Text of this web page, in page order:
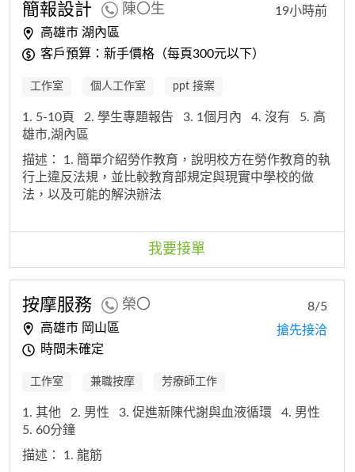
簡報設計 陳〇生
高雄市 湖內區
客戶預算：新手價格（每頁300元以下）
19小時前
工作室 個人工作室 ppt 接案
1. 5-10頁 2. 學生專題報告 3. 1個月內 4. 沒有
5. 高
雄市,湖內區
描述： 1. 簡單介紹勞作教育，說明校方在勞作教育的執
行上違反法規，並比較教育部規定與現實中學校的做
法，以及可能的解決辦法
我要接單
按摩服務 榮〇
高雄市 岡山區
時間未確定
8/5
搶先接洽
工作室 兼職按摩 芳療師工作
1. 其他 2. 男性 3. 促進新陳代謝與血液循環
4. 男性
5. 60分鐘
描述： 1. 龍筋